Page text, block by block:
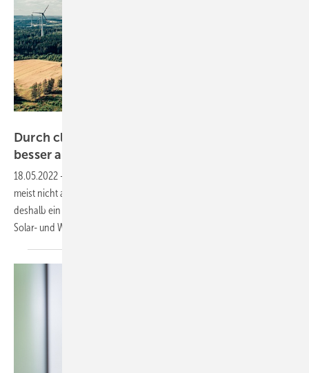
Durch clevere Steuerung Netzanschlüsse
besserausreizen
18.05.2022 -
meist nicht aus. Die Solarfirma Schoenergie aus Föhren bei Trier hat
deshalb ein intelligentes Regelungskonzept entwickelt, mit dem sich
Solar- und Windanlagen kombinieren